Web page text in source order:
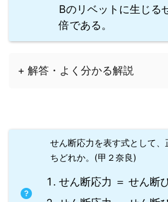
Bのリベットに生じる
倍である。
+ 解答・よく分かる解説
せん断応力を表す式として、
ちどれか。(甲２奈良)
せん断応力 ＝ せん断